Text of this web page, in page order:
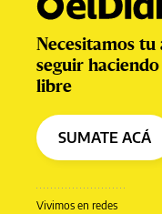
Vivimos en redes
Necesitamos
seguir
libre
SUMATE ACÁ